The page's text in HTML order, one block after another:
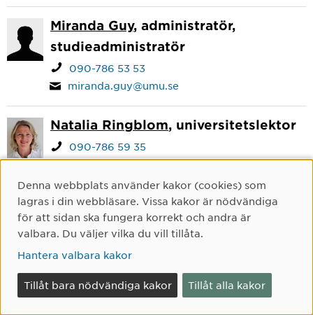
Miranda Guy, administratör,
studieadministratör
090-786 53 53
miranda.guy@umu.se
Natalia Ringblom, universitetslektor
090-786 59 35
natasha.ringblom@umu.se
Jag är filosofie doktor och docent i ryska med
lång erfarenhet av språkundervisning. Min
forskning utgörs av språkutveckling och
språkinlärning samt tvåspråkighet inom familjen.
Nina Kostet
090-786 99 56
nina.kostet@umu.se
Cookie-samtycke
Denna webbplats använder kakor (cookies) som
lagras i din webbläsare. Vissa kakor är nödvändiga
för att sidan ska fungera korrekt och andra är
valbara. Du väljer vilka du vill tillåta.
Hantera valbara kakor
Tillåt bara nödvändiga kakor Tillåt alla kakor